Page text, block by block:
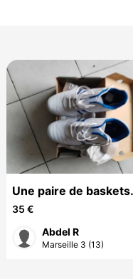
Une paire de baskets
sport
35 €
Abdel R
Marseille 3 (13)